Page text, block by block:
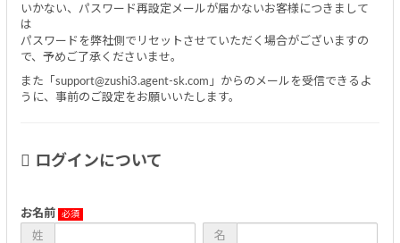
いかない、パスワード再設定メールが届かないお客様につきまして
は
パスワードを弊社側でリセットさせていただく場合がございますの
で、予めご了承くださいませ。
また「support@zushi3.agent-sk.com」からのメールを受信できるよ
うに、事前のご設定をお願いいたします。
ログインについて
お名前
姓
名